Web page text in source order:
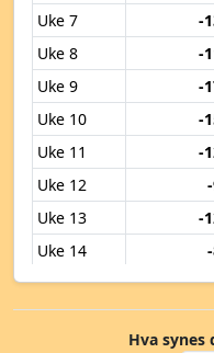
Uke 7
-
Uke 8
-
Uke 9
-
Uke 10
-
Uke 11
-
Uke 12
Uke 13
-
Uke 14
Uke 15
Uke 16
Hva synes